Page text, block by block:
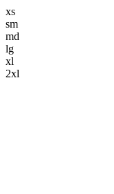
xs
sm
md
lg
xl
2xl